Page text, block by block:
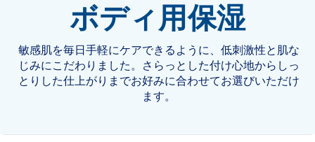
ボディ用保湿
敏感肌を毎日手軽にケアできるように、低刺激性と肌な
じみにこだわりました。さらっとした付け心地からしっ
とりした仕上がりまでお好みに合わせてお選びいただけ
ます。